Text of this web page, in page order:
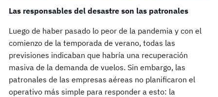
Las responsables del desastre son las patronales
Luego de haber pasado lo peor de la pandemia y con el
comienzo de la temporada de verano, todas las
previsiones indicaban que habría una recuperación
masiva de la demanda de vuelos. Sin embargo, las
patronales de las empresas aéreas no planificaron el
operativo más simple para responder a esto: la